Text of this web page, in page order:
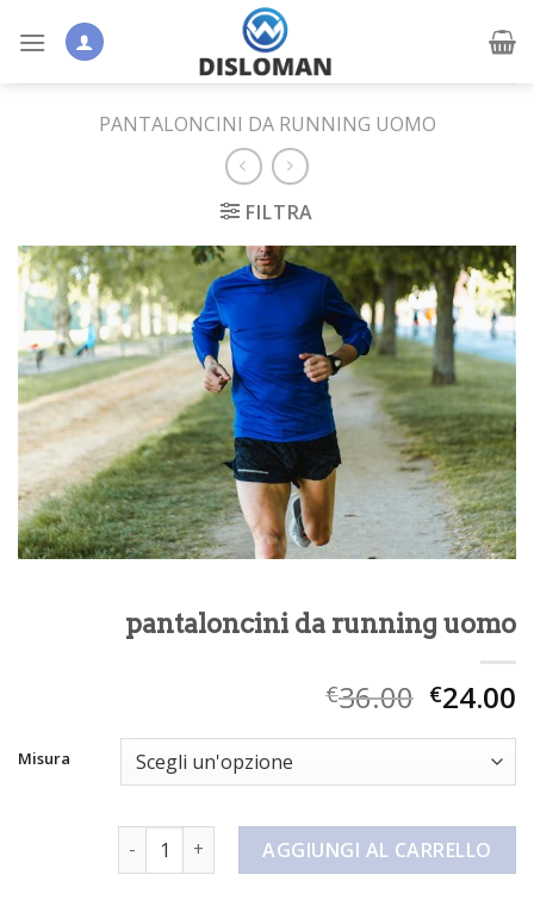
PANTALONCINI DA RUNNING UOMO
FILTRA
pantaloncini da running uomo
€36.00 €24.00
Misura
pantaloncini da running uomo quantità
AGGIUNGI AL CARRELLO